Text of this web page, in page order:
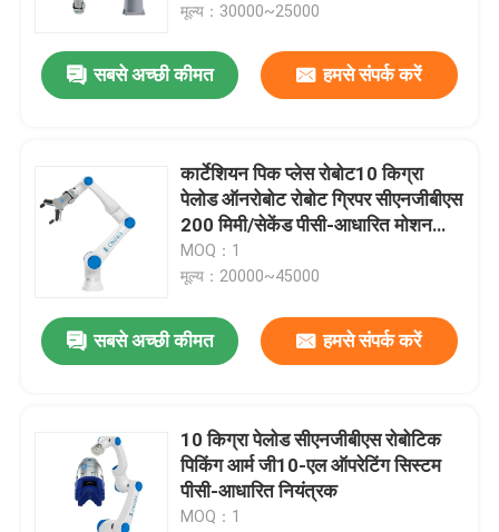
मूल्य：30000~25000
सबसे अच्छी कीमत हमसे संपर्क करें
कार्टेशियन पिक प्लेस रोबोट10 किग्रा
पेलोड ऑनरोबोट रोबोट ग्रिपर सीएनजीबीएस
200 मिमी/सेकेंड पीसी-आधारित मोशन
कंट्रोल
MOQ：1
मूल्य：20000~45000
सबसे अच्छी कीमत हमसे संपर्क करें
10 किग्रा पेलोड सीएनजीबीएस रोबोटिक
पिकिंग आर्म जी10-एल ऑपरेटिंग सिस्टम
पीसी-आधारित नियंत्रक
MOQ：1